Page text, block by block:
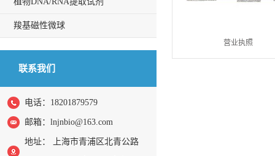
羧基磁性微球
联系我们
电话：18201879579
邮箱： lnjnbio@163.com
地址： 上海市青浦区北青公路
营业执照